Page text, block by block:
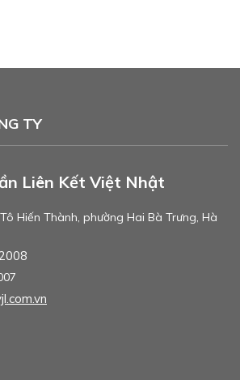
TY
Liên Kết Việt Nhật
Hiến Thành, phường Hai Bà Trưng, Hà